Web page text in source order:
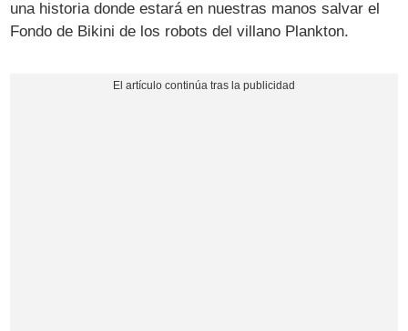
una historia donde estará en nuestras manos salvar el
Fondo de Bikini de los robots del villano Plankton.